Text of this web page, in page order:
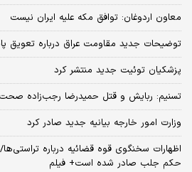
معاون اردوغان: توافق مکه علیه ایران نیست
توضیحات جدید مقاومت عراق درباره تعویق
پزشکیان توئیت جدید منتشر کرد
تسنیم: ربایش و قتل حمیدرضا رجب‌زاده صحت
وزارت امور خارجه بیانیه جدید صادر کرد
حکم جلب صادر شده است+ فیلم